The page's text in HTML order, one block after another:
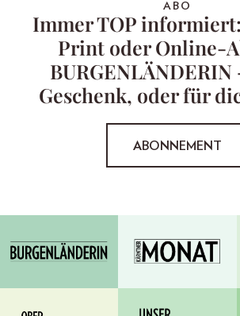
ABO
Immer TOP
Print oder Online-
BURGENLÄNDERIN
Geschenk, oder für
ABONNEMENT